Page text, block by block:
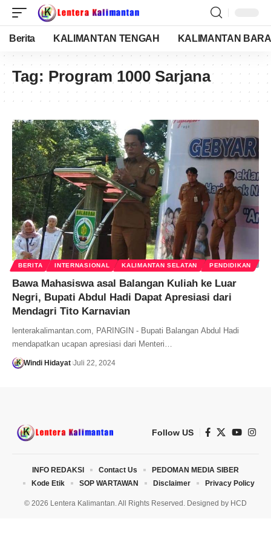
Berita KALIMANTAN TENGAH KALIMANTAN
Tag: Program 1000 Sarjana
BERITA INTERNASIONAL KALIMANTAN SELATAN PENDIDIKAN
Bawa Mahasiswa asal Balangan Kuliah ke Luar
Negri, Bupati Abdul Hadi Dapat Apresiasi dari
Mendagri Tito Karnavian
lenterakalimantan.com, PARINGIN - Bupati Balangan Abdul Hadi
mendapatkan ucapan apresiasi dari Menteri…
Windi Hidayat Juli 22, 2024
Follow US
© 2026 Lentera Kalimantan. All Rights Reserved. Designed by HCD
INFO REDAKSI Contact Us
PEDOMAN MEDIA SIBER
Kode Etik
SOP WARTAWAN Disclaimer Privacy Policy